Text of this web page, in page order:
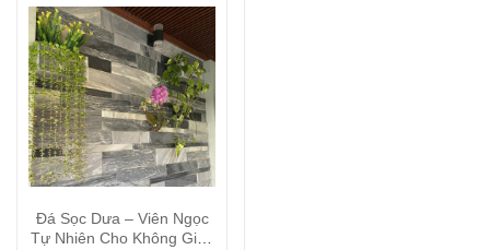
Đá Sọc Dưa – Viên Ngọc
Tự Nhiên Cho Không Gian